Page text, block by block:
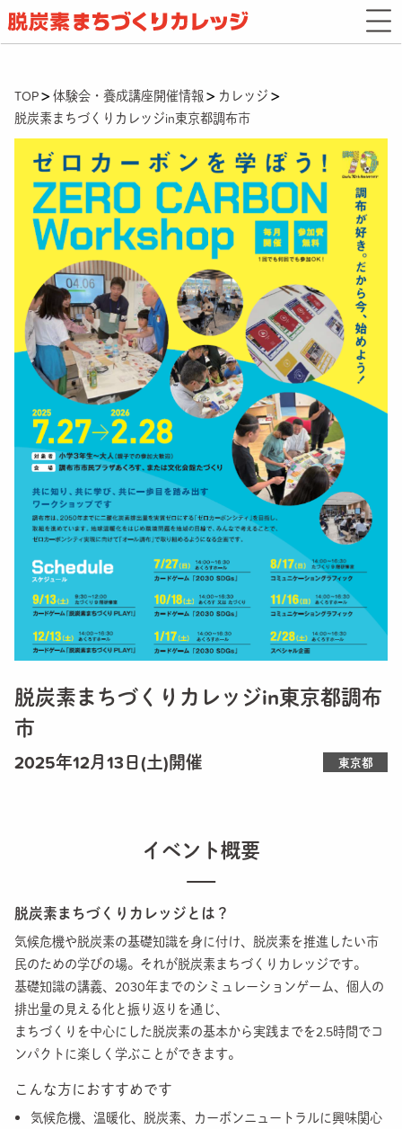
TOP 体験会・養成講座開催情報
カレッジ
脱炭素まちづくりカレッジin東京都調布市
脱炭素まちづくりカレッジin東京都調布
市
2025年12月13日(土)開催 東京都
イベント概要
脱炭素まちづくりカレッジとは？
気候危機や脱炭素の基礎知識を身に付け、脱炭素を推進したい市
民のための学びの場。それが脱炭素まちづくりカレッジです。
基礎知識の講義、2030年までのシミュレーションゲーム、個人の
排出量の見える化と振り返りを通じ、
まちづくりを中心にした脱炭素の基本から実践までを2.5時間でコ
ンパクトに楽しく学ぶことができます。
こんな方におすすめです
気候危機、温暖化、脱炭素、カーボンニュートラルに興味関心